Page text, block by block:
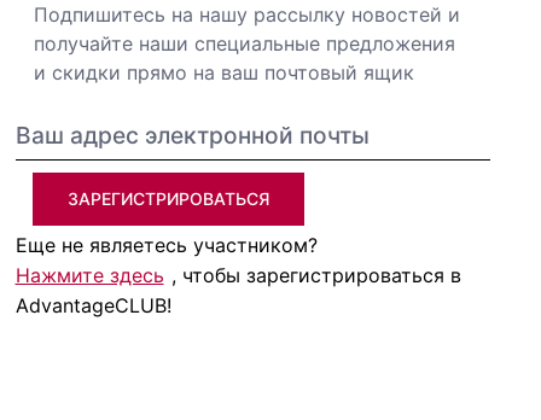
Подпишитесь на нашу рассылку новостей и
получайте наши специальные предложения
и скидки прямо на ваш почтовый ящик
ЗАРЕГИСТРИРОВАТЬСЯ
Еще не являетесь участником?
Нажмите здесь , чтобы зарегистрироваться в
AdvantageCLUB!